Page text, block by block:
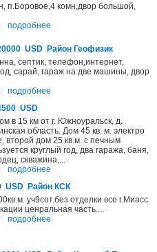
п.Боровое,4 комн,двор большой,
подробнее
USD Район Геофизик
септик, телефон,интернет,
сарай, гараж на две машины, двор
подробнее
USD
в 15 км от г. Южноуральск, д.
область. Дом 45 кв. м. электро
второй дом 25 кв.м. с печным
круглый год, два гаража, баня,
скважина,...
подробнее
USD Район КСК
уч9сот.без отделки все г.Миасс
ценральная часть....
подробнее